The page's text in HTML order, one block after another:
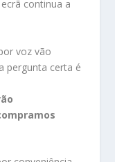
continua a
voz vão
pergunta certa é